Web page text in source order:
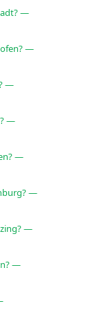
—
—
—
—
—
—
—
—